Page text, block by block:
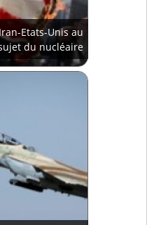
Etats-Unis au
du nucléaire